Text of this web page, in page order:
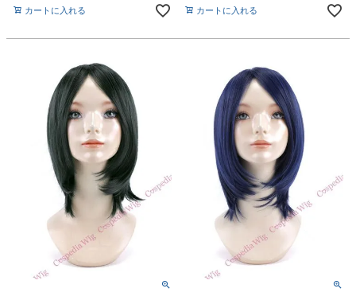
カートに入れる カートに入れる